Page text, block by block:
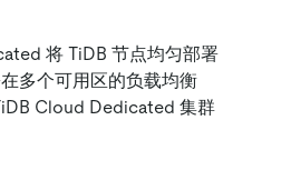
将 TiDB 节点均匀部署
多个可用区的负载均衡
Cloud Dedicated 集群